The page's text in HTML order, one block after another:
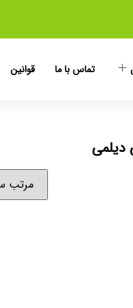
تماس با ما قوانین